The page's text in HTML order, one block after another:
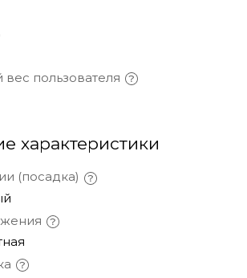
пользователя
характеристики
(посадка)